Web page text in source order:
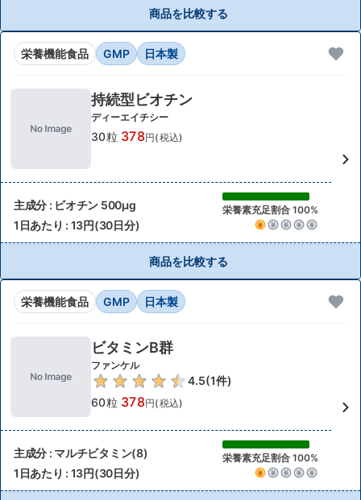
商品を比較する
栄養機能食品 GMP 日本製
持続型ビオチン
ディーエイチシー
30粒 378円(税込)
主成分 : ビオチン 500μg 栄養素充足割合 100%
1日あたり : 13円(30日分)
商品を比較する
栄養機能食品 GMP 日本製
ビタミンB群
ファンケル
4.5(1件)
60粒 378円(税込)
主成分 : マルチビタミン(8) 栄養素充足割合 100%
1日あたり : 13円(30日分)